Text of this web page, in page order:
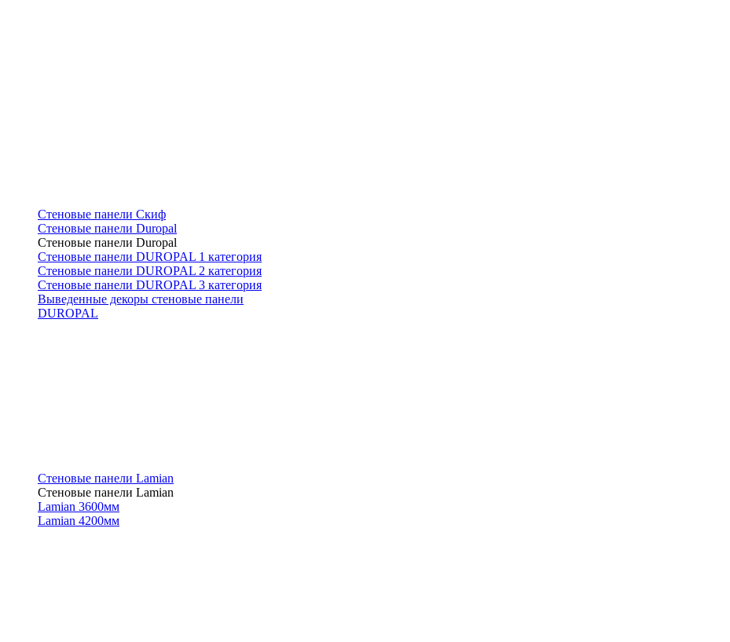
Стеновые панели Скиф
Стеновые панели Duropal
Стеновые панели Duropal
Стеновые панели DUROPAL 1 категория
Стеновые панели DUROPAL 2 категория
Стеновые панели DUROPAL 3 категория
Выведенные декоры стеновые панели
DUROPAL
Стеновые панели Lamian
Стеновые панели Lamian
Lamian 3600мм
Lamian 4200мм